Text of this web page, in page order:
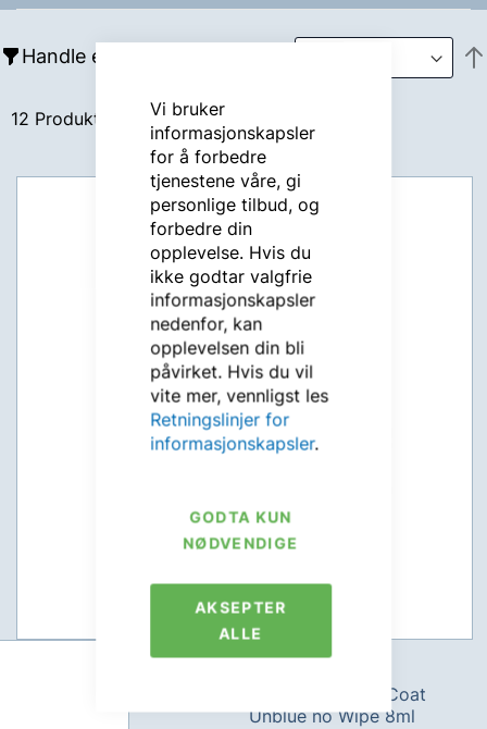
Vi bruker
informasjonskapsler
for å forbedre
tjenestene våre, gi
personlige tilbud, og
forbedre din
opplevelse. Hvis du
ikke godtar valgfrie
informasjonskapsler
nedenfor, kan
opplevelsen din bli
påvirket. Hvis du vil
vite mer, vennligst les
Retningslinjer for
informasjonskapsler.
GODTA KUN
NØDVENDIGE
AKSEPTER
ALLE
Handle etter
12 Produkter
Victoria Vynn
Gel Polish - Top Coat
Unblue no Wipe 8ml